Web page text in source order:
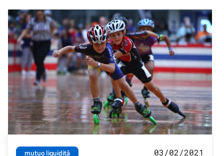
mutuo liquidità
03/02/2021